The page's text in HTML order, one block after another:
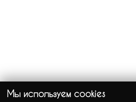
Мы используем cookies